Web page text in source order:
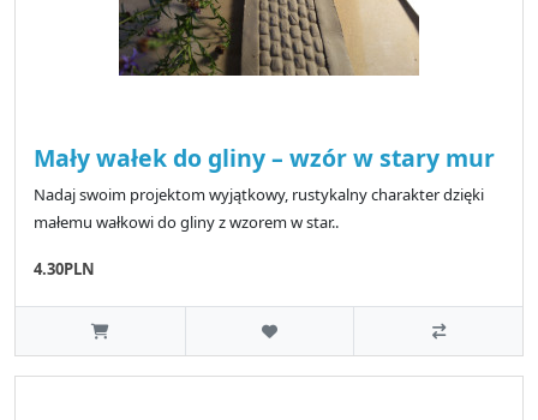
Mały wałek do gliny – wzór w stary mur
Nadaj swoim projektom wyjątkowy, rustykalny charakter dzięki
małemu wałkowi do gliny z wzorem w star..
4.30PLN